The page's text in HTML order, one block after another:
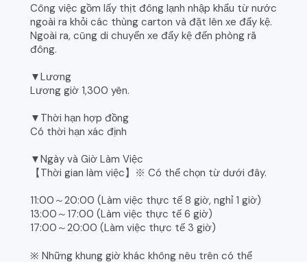
Công việc gồm lấy thịt đông lạnh nhập khẩu từ nước
ngoài ra khỏi các thùng carton và đặt lên xe đẩy kệ.
Ngoài ra, cũng di chuyển xe đẩy kệ đến phòng rã
đông.
▼Lương
Lương giờ 1,300 yên.
▼Thời hạn hợp đồng
Có thời hạn xác định
▼Ngày và Giờ Làm Việc
【Thời gian làm việc】※ Có thể chọn từ dưới đây.
11:00～20:00 (Làm việc thực tế 8 giờ, nghỉ 1 giờ)
13:00～17:00 (Làm việc thực tế 6 giờ)
17:00～20:00 (Làm việc thực tế 3 giờ)
※ Những khung giờ khác không nêu trên có thể